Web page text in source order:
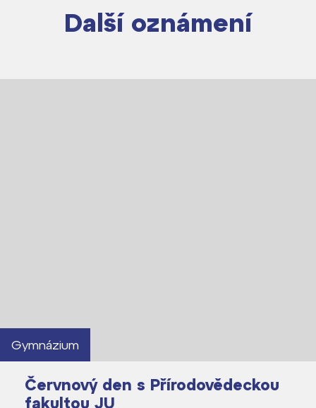
Další oznámení
Gymnázium
Červnový den s Přírodovědeckou
fakultou JU